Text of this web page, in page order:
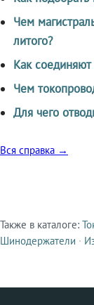
Чем
литого?
Как
Чем
Для чего
Вся справка →
Смежные
Также в каталоге:
Шинодержатели ·